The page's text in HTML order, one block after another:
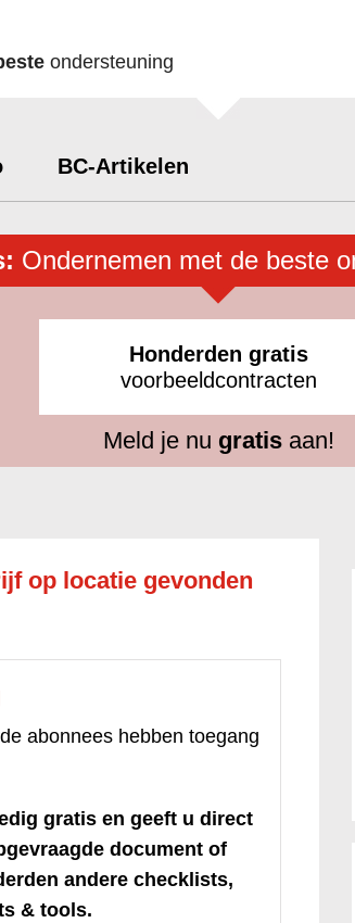
ondersteuning
BC-Artikelen
Ondernemen met de beste
Honderden gratis
voorbeeldcontracten
Meld je nu gratisaan!
op locatie gevonden
abonnees hebben toegang
gratis en geeft u direct
document of
andere checklists,
& tools.